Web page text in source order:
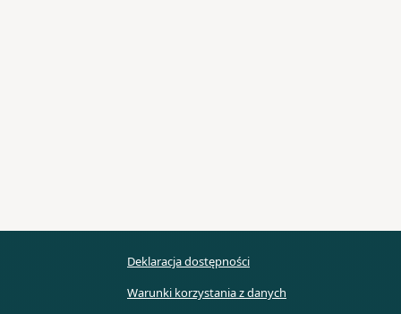
Deklaracja dostępności
Warunki korzystania z danych